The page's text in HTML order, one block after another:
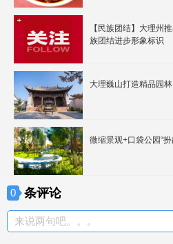
【民族团结】大理州
族团结进步形象标识
大理巍山打造精品园
微缩景观+口袋公园“
0 条评论
来说两句吧。。。